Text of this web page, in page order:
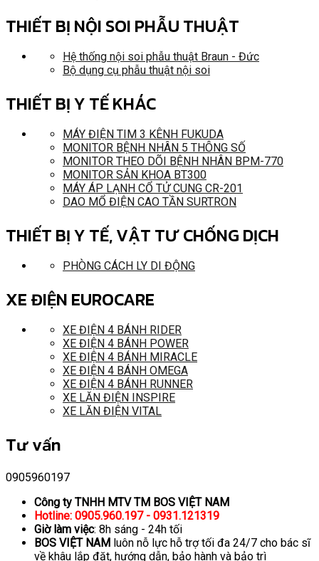
THIẾT BỊ NỘI SOI PHẪU THUẬT
Hệ thống nội soi phẫu thuật Braun - Đức
Bộ dụng cụ phẫu thuật nội soi
THIẾT BỊ Y TẾ KHÁC
MÁY ĐIỆN TIM 3 KÊNH FUKUDA
MONITOR BỆNH NHÂN 5 THÔNG SỐ
MONITOR THEO DÕI BỆNH NHÂN BPM-770
MONITOR SẢN KHOA BT300
MÁY ÁP LẠNH CỔ TỬ CUNG CR-201
DAO MỔ ĐIỆN CAO TẦN SURTRON
THIẾT BỊ Y TẾ, VẬT TƯ CHỐNG DỊCH
PHÒNG CÁCH LY DI ĐỘNG
XE ĐIỆN EUROCARE
XE ĐIỆN 4 BÁNH RIDER
XE ĐIỆN 4 BÁNH POWER
XE ĐIỆN 4 BÁNH MIRACLE
XE ĐIỆN 4 BÁNH OMEGA
XE ĐIỆN 4 BÁNH RUNNER
XE LĂN ĐIỆN INSPIRE
XE LĂN ĐIỆN VITAL
Tư vấn
0905960197
Công ty TNHH MTV TM BOS VIỆT NAM
Hotline: 0905.960.197 - 0931.121319
Giờ làm việc: 8h sáng - 24h tối
BOS VIỆT NAM luôn nỗ lực hỗ trợ tối đa 24/7 cho bác sĩ
về khâu lắp đặt, hướng dẫn, bảo hành và bảo trì